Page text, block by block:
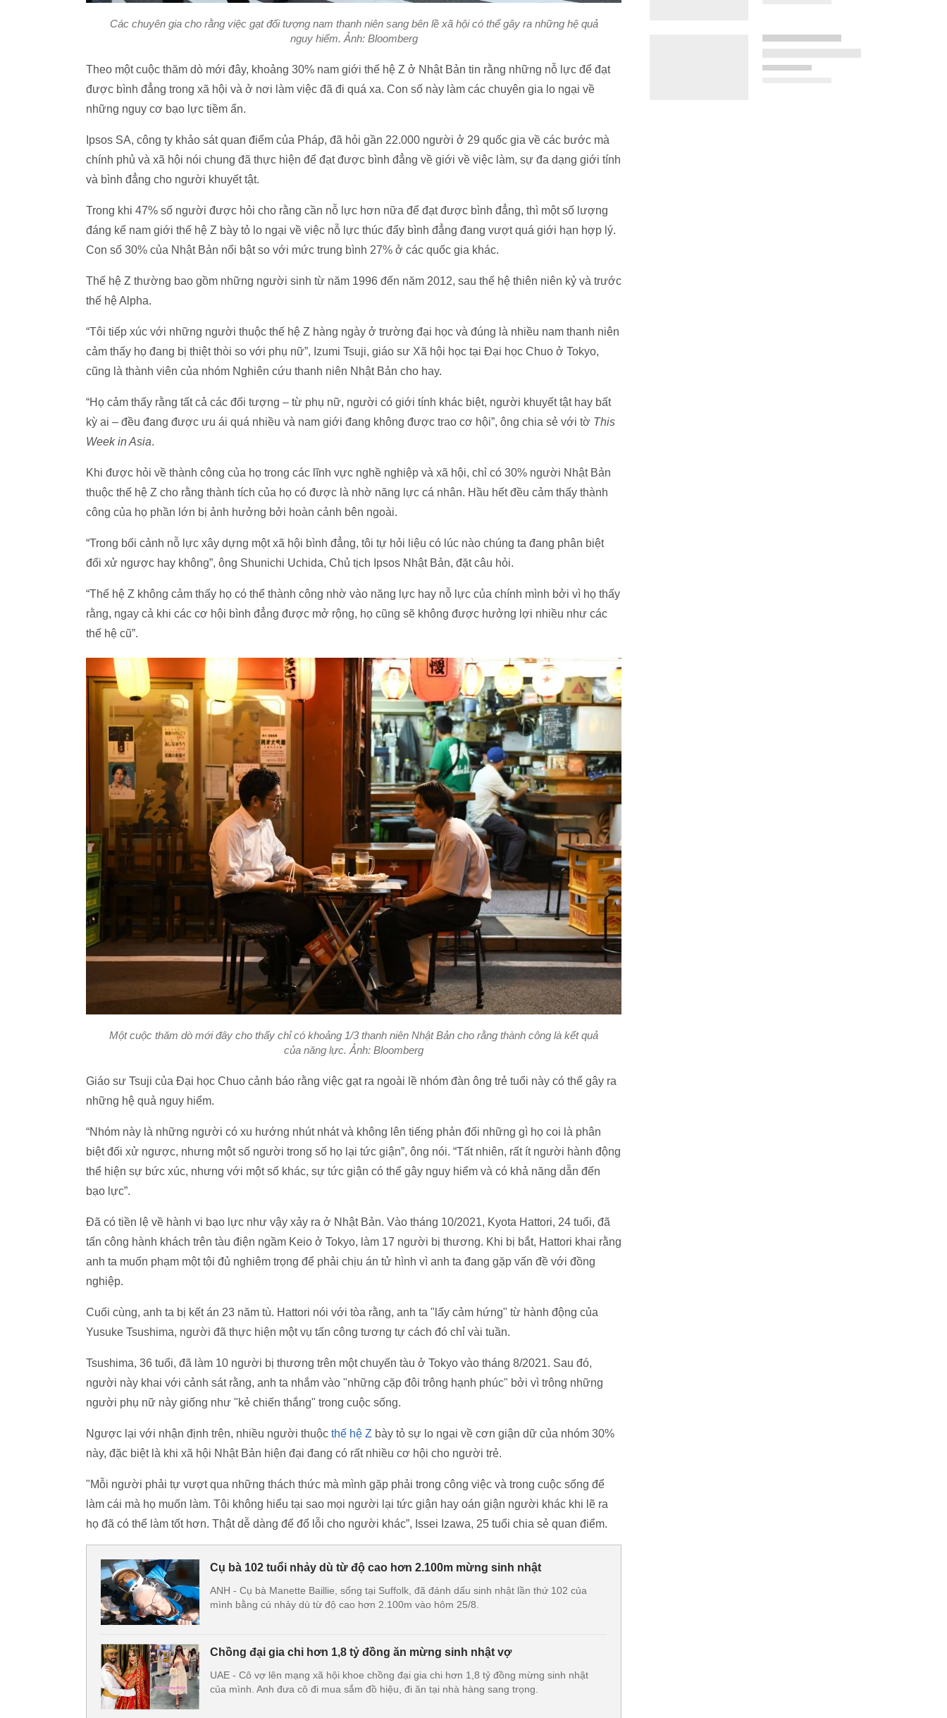
Các chuyên gia cho rằng việc gạt đối tượng nam thanh niên sang bên lề xã hội có thể gây ra những hệ quả
nguy hiểm. Ảnh: Bloomberg
Theo một cuộc thăm dò mới đây, khoảng 30% nam giới thế hệ Z ở Nhật Bản tin rằng những nỗ lực để đạt
được bình đẳng trong xã hội và ở nơi làm việc đã đi quá xa. Con số này làm các chuyên gia lo ngại về
những nguy cơ bạo lực tiềm ẩn.
Ipsos SA, công ty khảo sát quan điểm ​​của Pháp, đã hỏi gần 22.000 người ở 29 quốc gia về các bước mà
chính phủ và xã hội nói chung đã thực hiện để đạt được bình đẳng về giới về việc làm, sự đa dạng giới tính
và bình đẳng cho người khuyết tật.
Trong khi 47% số người được hỏi cho rằng cần nỗ lực hơn nữa để đạt được bình đẳng, thì một số lượng
đáng kể nam giới thế hệ Z bày tỏ lo ngại về việc nỗ lực thúc đẩy bình đẳng đang vượt quá giới hạn hợp lý.
Con số 30% của Nhật Bản nổi bật so với mức trung bình 27% ở các quốc gia khác.
Thế hệ Z thường bao gồm những người sinh từ năm 1996 đến năm 2012, sau thế hệ thiên niên kỷ và trước
thế hệ Alpha.
“Tôi tiếp xúc với những người thuộc thế hệ Z hàng ngày ở trường đại học và đúng là nhiều nam thanh niên
cảm thấy họ đang bị thiệt thòi so với phụ nữ”, Izumi Tsuji, giáo sư Xã hội học tại Đại học Chuo ở Tokyo,
cũng là thành viên của nhóm Nghiên cứu thanh niên Nhật Bản cho hay.
“Họ cảm thấy rằng tất cả các đối tượng – từ phụ nữ, người có giới tính khác biệt, người khuyết tật hay bất
kỳ ai – đều đang được ưu ái quá nhiều và nam giới đang không được trao cơ hội”, ông chia sẻ với tờ This
Week in Asia.
Khi được hỏi về thành công của họ trong các lĩnh vực nghề nghiệp và xã hội, chỉ có 30% người Nhật Bản
thuộc thế hệ Z cho rằng thành tích của họ có được là nhờ năng lực cá nhân. Hầu hết đều cảm thấy thành
công của họ phần lớn bị ảnh hưởng bởi hoàn cảnh bên ngoài.
“Trong bối cảnh nỗ lực xây dựng một xã hội bình đẳng, tôi tự hỏi liệu có lúc nào chúng ta đang phân biệt
đối xử ngược hay không”, ông Shunichi Uchida, Chủ tịch Ipsos Nhật Bản, đặt câu hỏi.
“Thế hệ Z không cảm thấy họ có thể thành công nhờ vào năng lực hay nỗ lực của chính mình bởi vì họ thấy
rằng, ngay cả khi các cơ hội bình đẳng được mở rộng, họ cũng sẽ không được hưởng lợi nhiều như các
thế hệ cũ”.
Một cuộc thăm dò mới đây cho thấy chỉ có khoảng 1/3 thanh niên Nhật Bản cho rằng thành công là kết quả
của năng lực. Ảnh: Bloomberg
Giáo sư Tsuji của Đại học Chuo cảnh báo rằng việc gạt ra ngoài lề nhóm đàn ông trẻ tuổi này có thể gây ra
những hệ quả nguy hiểm.
“Nhóm này là những người có xu hướng nhút nhát và không lên tiếng phản đối những gì họ coi là phân
biệt đối xử ngược, nhưng một số người trong số họ lại tức giận”, ông nói. “Tất nhiên, rất ít người hành động
thể hiện sự bức xúc, nhưng với một số khác, sự tức giận có thể gây nguy hiểm và có khả năng dẫn đến
bạo lực”.
Đã có tiền lệ về hành vi bạo lực như vậy xảy ra ở Nhật Bản. Vào tháng 10/2021, Kyota Hattori, 24 tuổi, đã
tấn công hành khách trên tàu điện ngầm Keio ở Tokyo, làm 17 người bị thương. Khi bị bắt, Hattori khai rằng
anh ta muốn phạm một tội đủ nghiêm trọng để phải chịu án tử hình vì anh ta đang gặp vấn đề với đồng
nghiệp.
Cuối cùng, anh ta bị kết án 23 năm tù. Hattori nói với tòa rằng, anh ta "lấy cảm hứng" từ hành động của
Yusuke Tsushima, người đã thực hiện một vụ tấn công tương tự cách đó chỉ vài tuần.
Tsushima, 36 tuổi, đã làm 10 người bị thương trên một chuyến tàu ở Tokyo vào tháng 8/2021. Sau đó,
người này khai với cảnh sát rằng, anh ta nhắm vào "những cặp đôi trông hạnh phúc" bởi vì trông những
người phụ nữ này giống như "kẻ chiến thắng" trong cuộc sống.
Ngược lại với nhận định trên, nhiều người thuộc thế hệ Z bày tỏ sự lo ngại về cơn giận dữ của nhóm 30%
này, đặc biệt là khi xã hội Nhật Bản hiện đại đang có rất nhiều cơ hội cho người trẻ.
"Mỗi người phải tự vượt qua những thách thức mà mình gặp phải trong công việc và trong cuộc sống để
làm cái mà họ muốn làm. Tôi không hiểu tại sao mọi người lại tức giận hay oán giận người khác khi lẽ ra
họ đã có thể làm tốt hơn. Thật dễ dàng để đổ lỗi cho người khác”, Issei Izawa, 25 tuổi chia sẻ quan điểm.
Cụ bà 102 tuổi nhảy dù từ độ cao hơn 2.100m mừng sinh nhật
ANH - Cụ bà Manette Baillie, sống tại Suffolk, đã đánh dấu sinh nhật lần thứ 102 của
mình bằng cú nhảy dù từ độ cao hơn 2.100m vào hôm 25/8.
Chồng đại gia chi hơn 1,8 tỷ đồng ăn mừng sinh nhật vợ
UAE - Cô vợ lên mạng xã hội khoe chồng đại gia chi hơn 1,8 tỷ đồng mừng sinh nhật
của mình. Anh đưa cô đi mua sắm đồ hiệu, đi ăn tại nhà hàng sang trọng.